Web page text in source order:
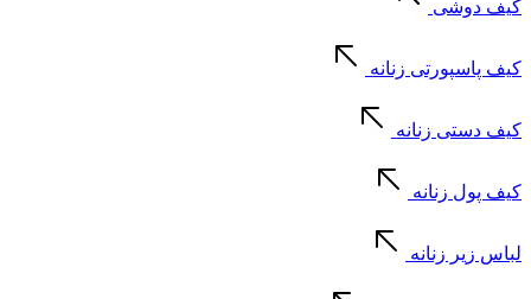
کیف دوشی
کیف پاسپورتی زنانه
کیف دستی زنانه
کیف پول زنانه
لباس زیر زنانه